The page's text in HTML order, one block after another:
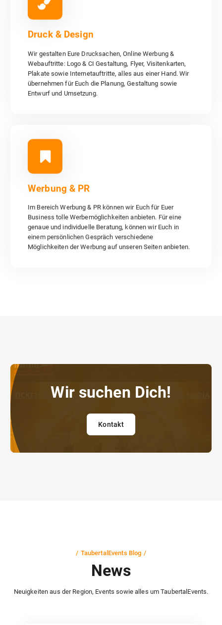
Druck & Design
Wir gestalten Eure Drucksachen, Online Werbung &
Webauftritte: Logo & CI Gestaltung, Flyer, Visitenkarten,
Plakate sowie Internetauftritte, alles aus einer Hand. Wir
übernehmen für Euch die Planung, Gestaltung sowie
Entwurf und Umsetzung.
Wir gestalten Eure Drucksachen, Online Werbung &
Plakate sowie Internetauftritte, alles aus einer Hand. Wir
und Umsetzung.
Druck & Design
Werbung & PR
Im Bereich Werbung & PR können wir Euch für Euer
Business tolle Werbemöglichkeiten anbieten. Für eine
genaue und individuelle Beratung, können wir Euch in
einem persönlichen Gespräch verschiedene
Möglichkeiten der Werbung auf unseren Seiten anbieten.
Im Bereich Werbung & PR können wir Euch für Euer Business
individuelle Beratung, können wir Euch in einem persönlichen
unseren Seiten anbieten.
Werbung & PR
Wir suchen Dich!
Kontakt
TaubertalEvents Blog
News
Neuigkeiten aus der Region, Events sowie alles um TaubertalEvents.